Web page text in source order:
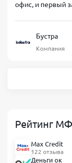
офис, и первый
Бустра
Компания
Рейтинг
Max Credit
122 отзыва
Деньги ок